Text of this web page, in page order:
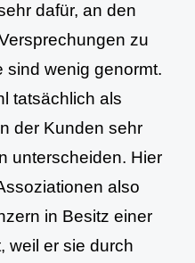
dafür, an den
zu
sind wenig genormt.
tatsächlich als
der Kunden sehr
unterscheiden. Hier
also
in Besitz einer
weil er sie durch